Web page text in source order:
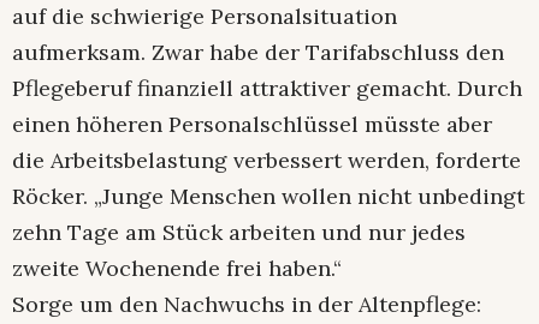
auf die schwierige Personalsituation
aufmerksam. Zwar habe der Tarifabschluss den
Pflegeberuf finanziell attraktiver gemacht. Durch
einen höheren Personalschlüssel müsste aber
die Arbeitsbelastung verbessert werden, forderte
Röcker. „Junge Menschen wollen nicht unbedingt
zehn Tage am Stück arbeiten und nur jedes
zweite Wochenende frei haben.“
Sorge um den Nachwuchs in der Altenpflege: